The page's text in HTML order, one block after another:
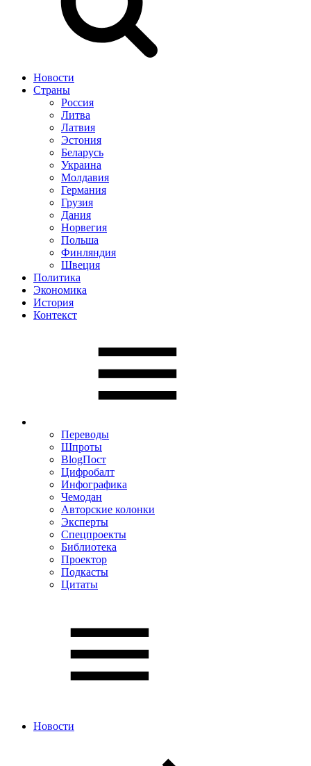
Новости
Страны
Россия
Литва
Латвия
Эстония
Беларусь
Украина
Молдавия
Германия
Грузия
Дания
Норвегия
Польша
Финляндия
Швеция
Политика
Экономика
История
Контекст
Переводы
Шпроты
BlogПост
Цифробалт
Инфографика
Чемодан
Авторские колонки
Эксперты
Спецпроекты
Библиотека
Проектор
Подкасты
Цитаты
Новости